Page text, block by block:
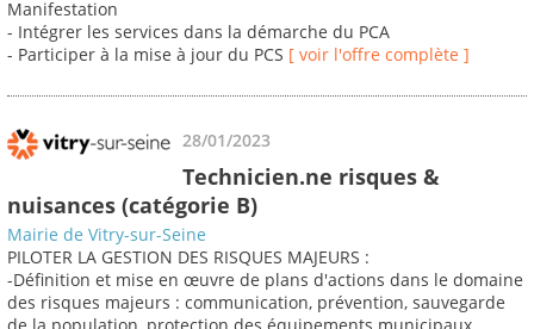
Manifestation
- Intégrer les services dans la démarche du PCA
- Participer à la mise à jour du PCS [ voir l'offre complète ]
28/01/2023
Technicien.ne risques &
nuisances (catégorie B)
Mairie de Vitry-sur-Seine
PILOTER LA GESTION DES RISQUES MAJEURS :
-Définition et mise en œuvre de plans d'actions dans le domaine
des risques majeurs : communication, prévention, sauvegarde